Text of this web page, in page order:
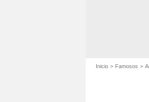
Inicio Famosos